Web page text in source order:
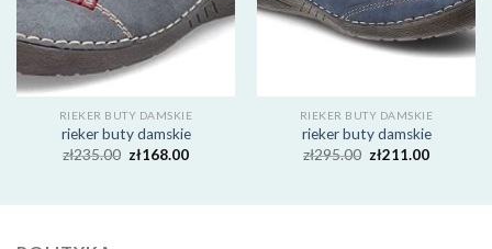
RIEKER BUTY DAMSKIE
rieker buty damskie
zł235.00 zł168.00
RIEKER BUTY DAMSKIE
rieker buty damskie
zł295.00 zł211.00